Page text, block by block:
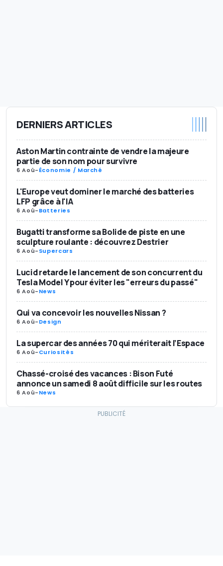
DERNIERS ARTICLES
Aston Martin contrainte de vendre la majeure
partie de son nom pour survivre
6 Aoû-Économie / Marché
L'Europe veut dominer le marché des batteries
LFP grâce à l'IA
6 Aoû-Batteries
Bugatti transforme sa Bolide de piste en une
sculpture roulante : découvrez Destrier
6 Aoû-Supercars
Lucid retarde le lancement de son concurrent du
Tesla Model Y pour éviter les "erreurs du passé"
6 Aoû-News
Qui va concevoir les nouvelles Nissan ?
6 Aoû-Design
La supercar des années 70 qui mériterait l’Espace
6 Aoû-Curiosités
Chassé-croisé des vacances : Bison Futé
annonce un samedi 8 août difficile sur les routes
6 Aoû-News